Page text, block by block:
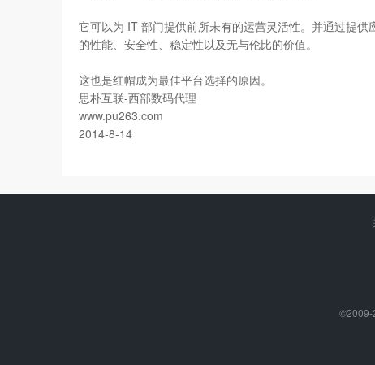
它可以为 IT 部门提供前所未有的运营灵活性。并通过提
的性能、安全性、稳定性以及无与伦比的价值。
这也是红帽成为最佳平台选择的原因。
思朴互联-西部数码代理
www.pu263.com
2014-8-14
©2009-